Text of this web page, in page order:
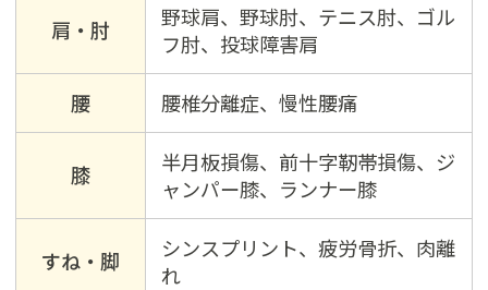
肩・肘
野球肩、野球肘、テニス肘、ゴル
フ肘、投球障害肩
腰 腰椎分離症、慢性腰痛
膝
半月板損傷、前十字靭帯損傷、ジ
ャンパー膝、ランナー膝
すね・脚
シンスプリント、疲労骨折、肉離
れ